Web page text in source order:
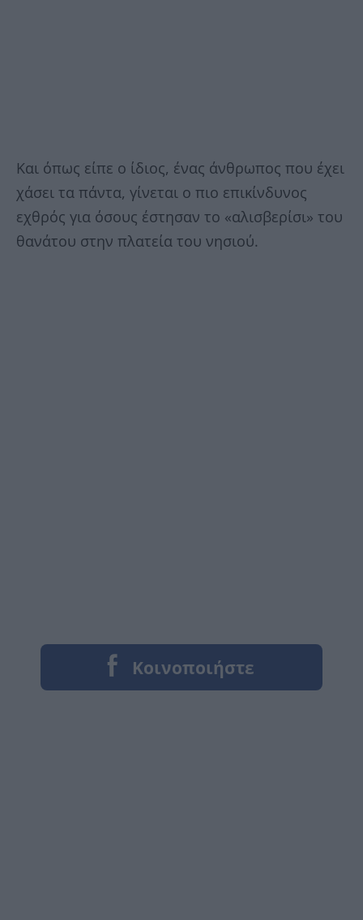
Και όπως είπε ο ίδιος, ένας άνθρωπος που έχει
χάσει τα πάντα, γίνεται ο πιο επικίνδυνος
εχθρός για όσους έστησαν το «αλισβερίσι» του
θανάτου στην πλατεία του νησιού.